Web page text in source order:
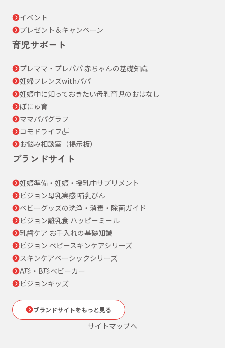
イベント
プレゼント＆キャンペーン
育児サポート
プレママ・プレパパ 赤ちゃんの基礎知識
妊婦フレンズwithパパ
妊娠中に知っておきたい母乳育児のおはなし
ぼにゅ育
ママパパグラフ
コモドライフ
お悩み相談室（掲示板）
ブランドサイト
妊娠準備・妊娠・授乳中サプリメント
ピジョン母乳実感 哺乳びん
ベビーグッズの洗浄・消毒・除菌ガイド
ピジョン離乳食 ハッピーミール
乳歯ケア お手入れの基礎知識
ピジョン ベビースキンケアシリーズ
スキンケアベーシックシリーズ
A形・B形ベビーカー
ピジョンキッズ
ブランドサイトをもっと見る
サイトマップへ